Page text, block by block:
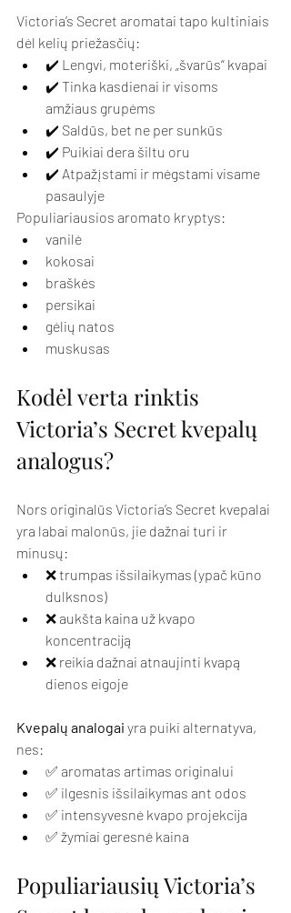
Victoria’s Secret aromatai tapo kultiniais
dėl kelių priežasčių:
✔️ Lengvi, moteriški, „švarūs“ kvapai
✔️ Tinka kasdienai ir visoms
amžiaus grupėms
✔️ Saldūs, bet ne per sunkūs
✔️ Puikiai dera šiltu oru
✔️ Atpažįstami ir mėgstami visame
pasaulyje
Populiariausios aromato kryptys:
vanilė
kokosai
braškės
persikai
gėlių natos
muskusas
Kodėl verta rinktis
Victoria’s Secret kvepalų
analogus?
Nors originalūs Victoria’s Secret kvepalai
yra labai malonūs, jie dažnai turi ir
minusų:
❌ trumpas išsilaikymas (ypač kūno
dulksnos)
❌ aukšta kaina už kvapo
koncentraciją
❌ reikia dažnai atnaujinti kvapą
dienos eigoje
Kvepalų analogai yra puiki alternatyva,
nes:
✅ aromatas artimas originalui
✅ ilgesnis išsilaikymas ant odos
✅ intensyvesnė kvapo projekcija
✅ žymiai geresnė kaina
Populiariausių Victoria’s